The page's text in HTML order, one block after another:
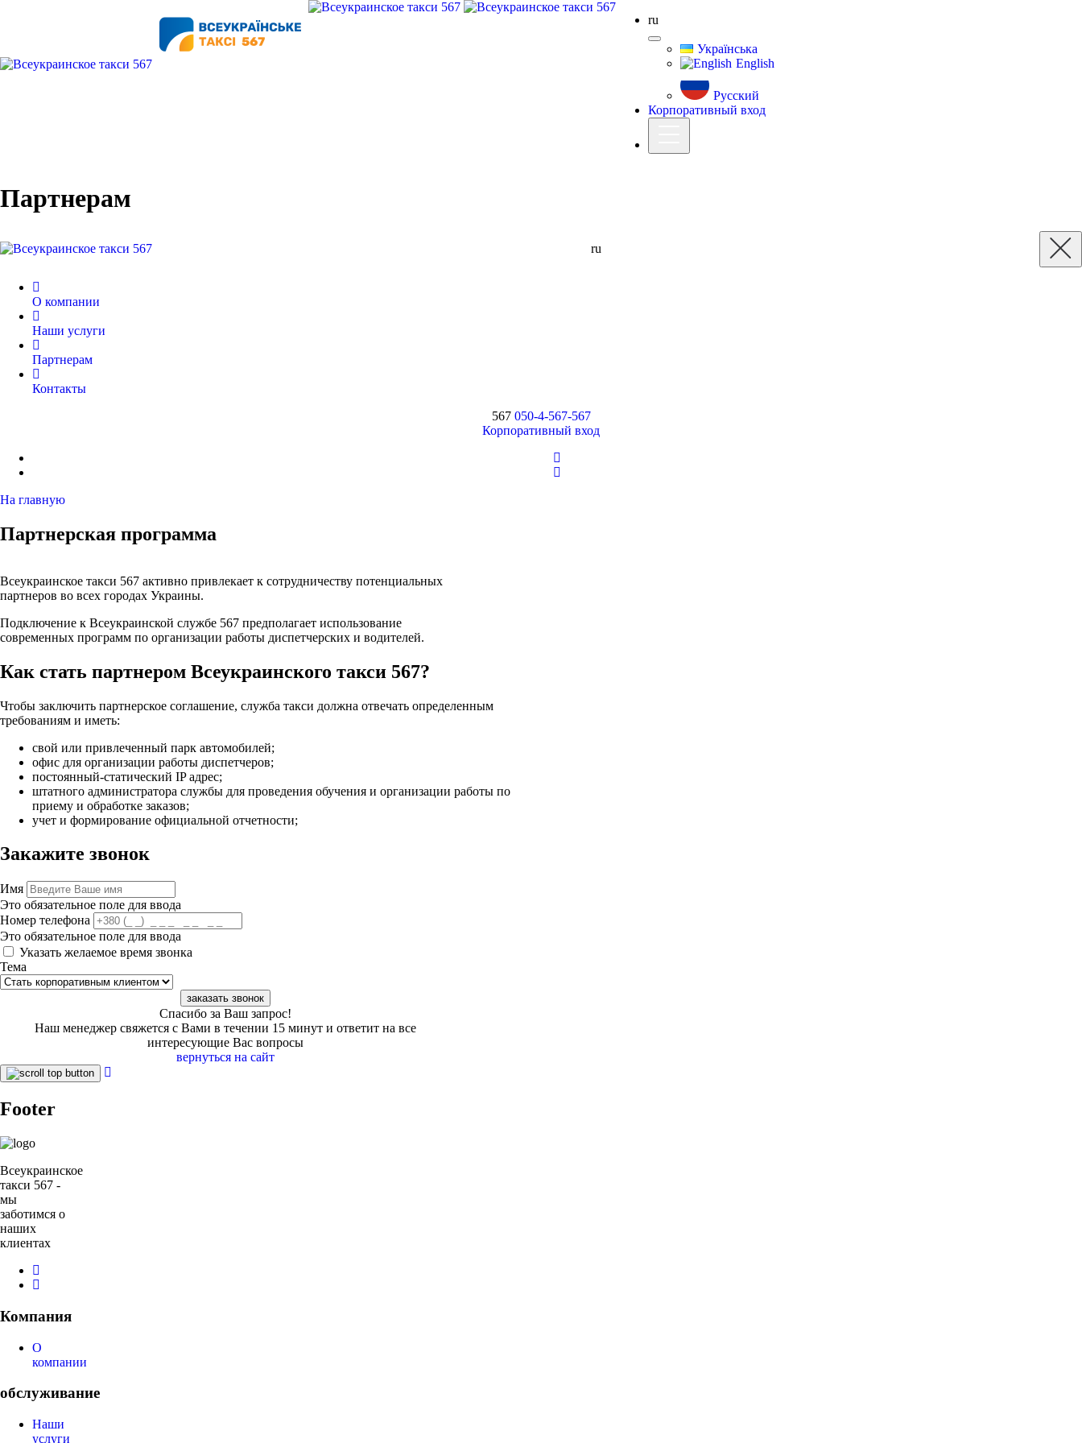
ru
Українська
English
Русский
Корпоративный вход
Партнерам
ru
О компании
Наши услуги
Партнерам
Контакты
567 050-4-567-567
Корпоративный вход
На главную
Партнерская программа
Всеукраинское такси 567 активно привлекает к сотрудничеству потенциальных
партнеров во всех городах Украины.
Подключение к Всеукраинской службе 567 предполагает использование
современных программ по организации работы диспетчерских и водителей.
Как стать партнером Всеукраинского такси 567?
Чтобы заключить партнерское соглашение, служба такси должна отвечать определенным
требованиям и иметь:
свой или привлеченный парк автомобилей;
офис для организации работы диспетчеров;
постоянный-статический IP адрес;
штатного администратора службы для проведения обучения и организации работы по
приему и обработке заказов;
учет и формирование официальной отчетности;
Закажите звонок
Имя
Это обязательное поле для ввода
Номер телефона
Это обязательное поле для ввода
Указать желаемое время звонка
Тема
заказать звонок
Спасибо за Ваш запрос!
Наш менеджер свяжется с Вами в течении 15 минут и ответит на все
интересующие Вас вопросы
вернуться на сайт
Footer
Всеукраинское
такси 567 -
мы
заботимся о
наших
клиентах
Компания
О
компании
обслуживание
Наши
услуги